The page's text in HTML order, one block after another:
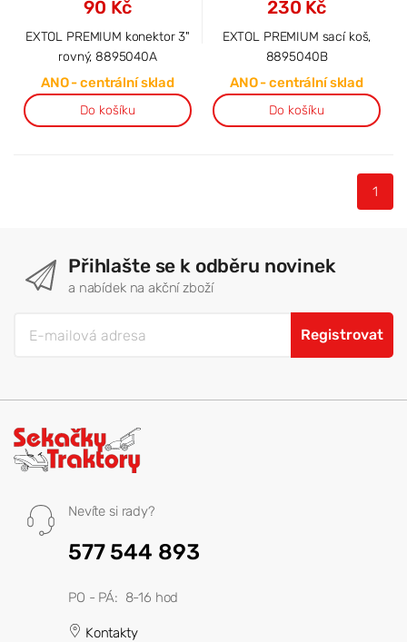
90 Kč
EXTOL PREMIUM konektor 3"
rovný, 8895040A
ANO - centrální sklad
Do košíku
230 Kč
EXTOL PREMIUM sací koš,
8895040B
ANO - centrální sklad
Do košíku
1
Přihlašte se k odběru novinek
a nabídek na akční zboží
Registrovat
Nevíte si rady?
577 544 893
PO - PÁ: 8-16 hod
Kontakty